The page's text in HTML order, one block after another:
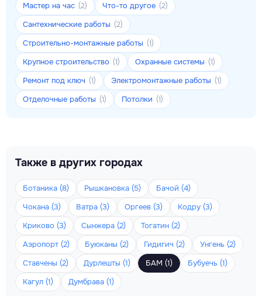
Мастер на час (2) Что-то другое (2)
Сантехнические работы (2)
Строительно-монтажные работы (1)
Крупное строительство (1) Охранные системы (1)
Ремонт под ключ (1) Электромонтажные работы (1)
Отделочные работы (1) Потолки (1)
Также в других городах
Ботаника (8) Рышкановка (5)
Бачой (4)
Чокана (3)
Ватра (3) Оргеев (3)
Кодру (3)
Криково (3)
Сынжера (2)
Тогатин (2)
Аэропорт (2)
Буюканы (2) Гидигич (2)
Унгень (2)
Ставчены (2)
Дурлешты (1) БАМ (1)
Бубуечь (1)
Кагул (1)
Думбрава (1)